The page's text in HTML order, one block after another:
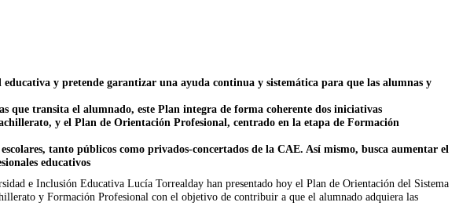
y pretende garantizar una ayuda continua y sistemática para que las alumnas y
que transita el alumnado, este Plan integra de forma coherente dos iniciativas
y el Plan de Orientación Profesional, centrado en la etapa de Formación
tanto públicos como privados-concertados de la CAE. Así mismo, busca aumentar el
educativos
e Inclusión Educativa Lucía Torrealday han presentado hoy el Plan de Orientación del Sistema
y Formación Profesional con el objetivo de contribuir a que el alumnado adquiera las